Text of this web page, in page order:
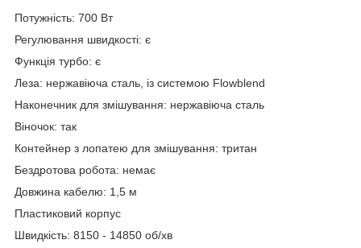
Потужність: 700 Вт
Регулювання швидкості: є
Функція турбо: є
Леза: нержавіюча сталь, із системою Flowblend
Наконечник для змішування: нержавіюча сталь
Віночок: так
Контейнер з лопатею для змішування: тритан
Бездротова робота: немає
Довжина кабелю: 1,5 м
Пластиковий корпус
Швидкість: 8150 - 14850 об/хв